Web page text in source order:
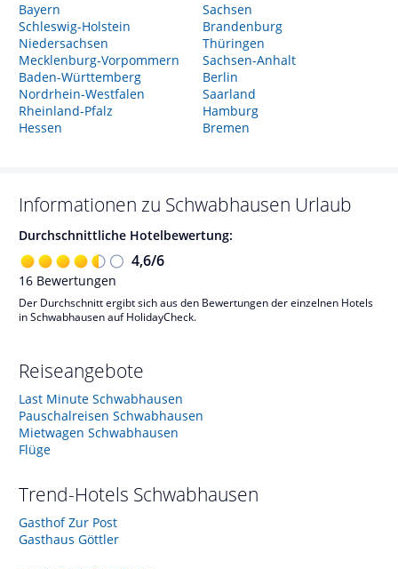
Bayern
Schleswig-Holstein
Niedersachsen
Mecklenburg-Vorpommern
Baden-Württemberg
Nordrhein-Westfalen
Rheinland-Pfalz
Hessen
Sachsen
Brandenburg
Thüringen
Sachsen-Anhalt
Berlin
Saarland
Hamburg
Bremen
Informationen zu Schwabhausen Urlaub
Durchschnittliche Hotelbewertung:
4,6/6
16 Bewertungen
Der Durchschnitt ergibt sich aus den Bewertungen der einzelnen Hotels
in Schwabhausen auf HolidayCheck.
Reiseangebote
Last Minute Schwabhausen
Pauschalreisen Schwabhausen
Mietwagen Schwabhausen
Flüge
Trend-Hotels Schwabhausen
Gasthof Zur Post
Gasthaus Göttler